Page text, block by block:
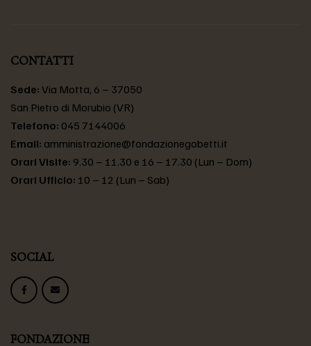
CONTATTI
Sede: Via Motta, 6 – 37050
San Pietro di Morubio (VR)
Telefono: 045 7144006
Email: amministrazione@fondazionegobetti.it
Orari Visite: 9.30 – 11.30 e 16 – 17.30 (Lun – Dom)
Orari Ufficio: 10 – 12 (Lun – Sab)
FONDAZIONE
SOCIAL